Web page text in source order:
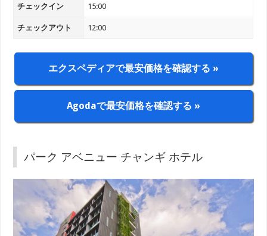
チェックイン 15:00
チェックアウト 12:00
エクスペディアで最安価格を確認する »
Agodaで最安価格を確認する »
パーク アベニュー チャンギ ホテル